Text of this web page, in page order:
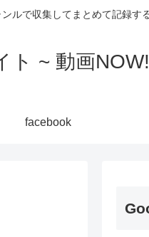
ルで収集してまとめて記録す
ト ~ 動画
facebook